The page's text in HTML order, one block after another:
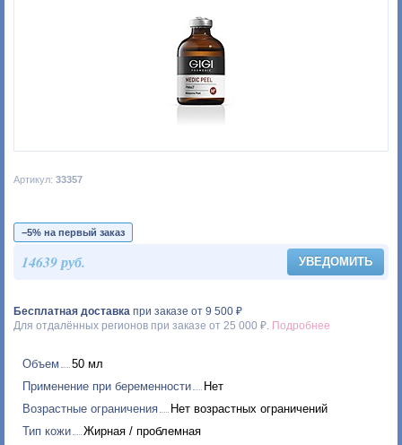
Артикул: 33357
−5% на первый заказ
14639 руб. УВЕДОМИТЬ
Бесплатная доставка при заказе от 9 500 ₽
Для отдалённых регионов при заказе от 25 000 ₽. Подробнее
Объем
50 мл
Применение при беременности
Нет
Возрастные ограничения
Нет возрастных ограничений
Тип кожи
Жирная / проблемная